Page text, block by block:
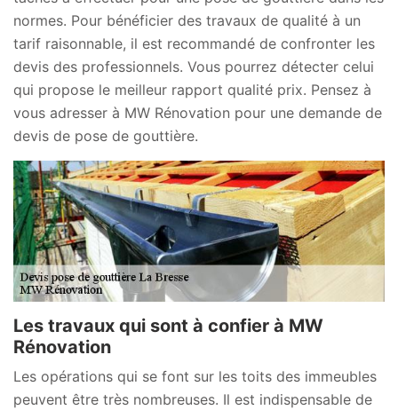
normes. Pour bénéficier des travaux de qualité à un
tarif raisonnable, il est recommandé de confronter les
devis des professionnels. Vous pourrez détecter celui
qui propose le meilleur rapport qualité prix. Pensez à
vous adresser à MW Rénovation pour une demande de
devis de pose de gouttière.
Les travaux qui sont à confier à MW
Rénovation
Les opérations qui se font sur les toits des immeubles
peuvent être très nombreuses. Il est indispensable de